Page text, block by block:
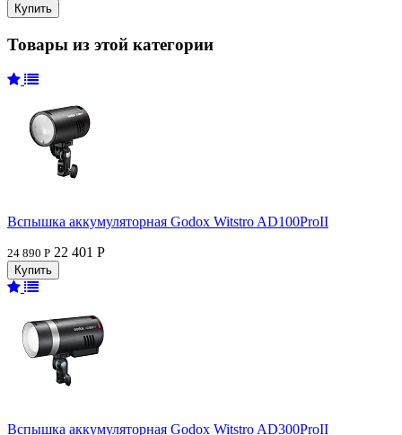
Товары из этой категории
Вспышка аккумуляторная Godox Witstro AD100ProII
24 890 Р 22 401 Р
Вспышка аккумуляторная Godox Witstro AD300ProII